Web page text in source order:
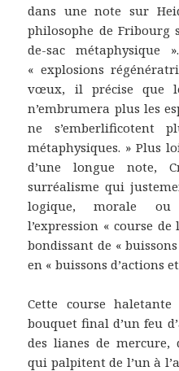
dans une note sur
philosophe de Fribourg
de-sac métaphysique
« explosions
vœux, il précise que
n’embrumera plus les
ne s’emberlificotent
métaphysiques. » Plus
d’une longue note,
surréalisme qui
logique, morale ou
l’expression « course
bondissant de «
en « buissons d’actions
Cette course
bouquet final d’un feu
des lianes de mercure,
qui palpitent de l’un à